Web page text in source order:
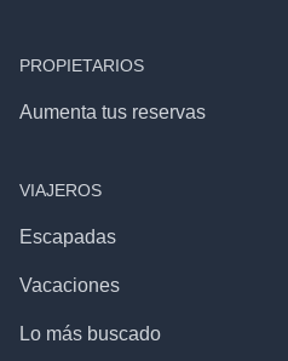
PROPIETARIOS
Aumenta tus reservas
VIAJEROS
Escapadas
Vacaciones
Lo más buscado